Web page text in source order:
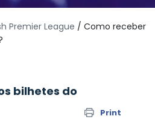
Premier League / Como receber
bilhetes do
Print